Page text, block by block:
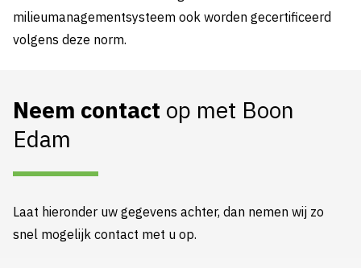
milieumanagementsysteem ook worden gecertificeerd
volgens deze norm.
Neem contact op met Boon
Edam
Laat hieronder uw gegevens achter, dan nemen wij zo
snel mogelijk contact met u op.